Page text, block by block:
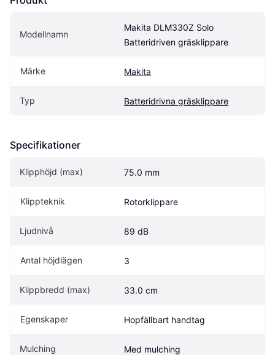
Modellnamn
Makita DLM330Z Solo
Batteridriven gräsklippare
Märke Makita
Typ Batteridrivna gräsklippare
Specifikationer
Klipphöjd (max) 75.0 mm
Klippteknik Rotorklippare
Ljudnivå 89 dB
Antal höjdlägen 3
Klippbredd (max) 33.0 cm
Egenskaper Hopfällbart handtag
Mulching Med mulching